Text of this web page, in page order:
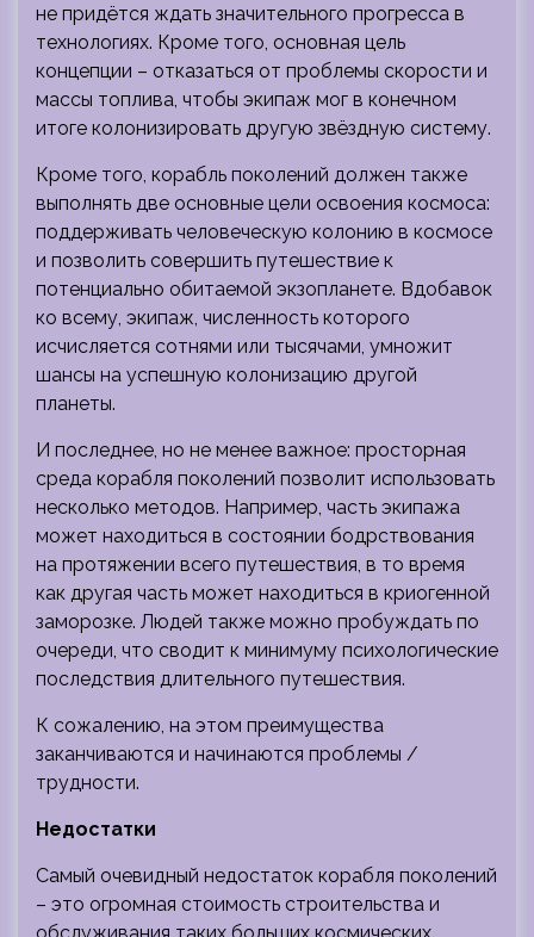
не придётся ждать значительного прогресса в
технологиях. Кроме того, основная цель
концепции – отказаться от проблемы скорости и
массы топлива, чтобы экипаж мог в конечном
итоге колонизировать другую звёздную систему.
Кроме того, корабль поколений должен также
выполнять две основные цели освоения космоса:
поддерживать человеческую колонию в космосе
и позволить совершить путешествие к
потенциально обитаемой экзопланете. Вдобавок
ко всему, экипаж, численность которого
исчисляется сотнями или тысячами, умножит
шансы на успешную колонизацию другой
планеты.
И последнее, но не менее важное: просторная
среда корабля поколений позволит использовать
несколько методов. Например, часть экипажа
может находиться в состоянии бодрствования
на протяжении всего путешествия, в то время
как другая часть может находиться в криогенной
заморозке. Людей также можно пробуждать по
очереди, что сводит к минимуму психологические
последствия длительного путешествия.
К сожалению, на этом преимущества
заканчиваются и начинаются проблемы /
трудности.
Недостатки
Самый очевидный недостаток корабля поколений
– это огромная стоимость строительства и
обслуживания таких больших космических